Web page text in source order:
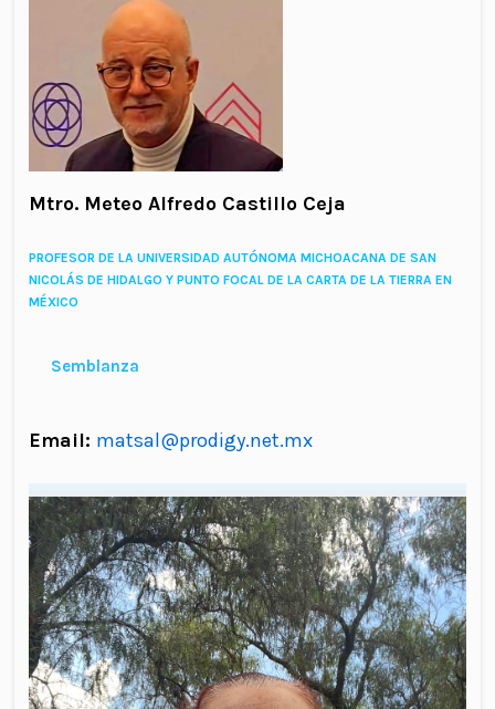
Mtro. Meteo Alfredo Castillo Ceja
PROFESOR DE LA UNIVERSIDAD AUTÓNOMA MICHOACANA DE SAN
NICOLÁS DE HIDALGO Y PUNTO FOCAL DE LA CARTA DE LA TIERRA EN
MÉXICO
Semblanza
Email: matsal@prodigy.net.mx